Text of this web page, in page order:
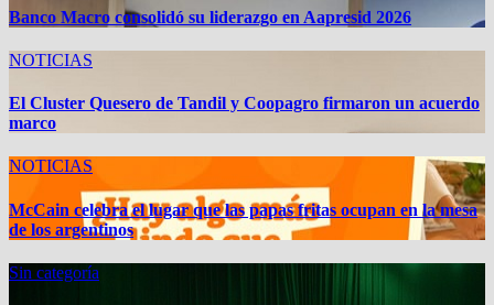
Banco Macro consolidó su liderazgo en Aapresid 2026
NOTICIAS
El Cluster Quesero de Tandil y Coopagro firmaron un acuerdo
marco
NOTICIAS
McCain celebra el lugar que las papas fritas ocupan en la mesa
de los argentinos
Sin categoría